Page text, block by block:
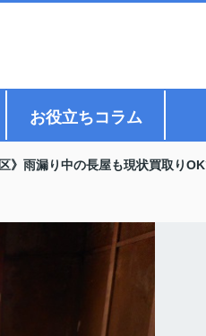
お役立ちコラム
》雨漏り中の長屋も現状買取りOK